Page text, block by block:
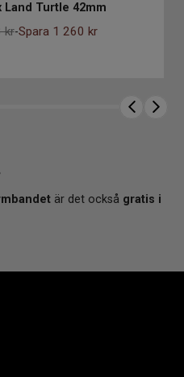
Land Turtle 42mm
kr-Spara 1 260 kr
är det också gratis i